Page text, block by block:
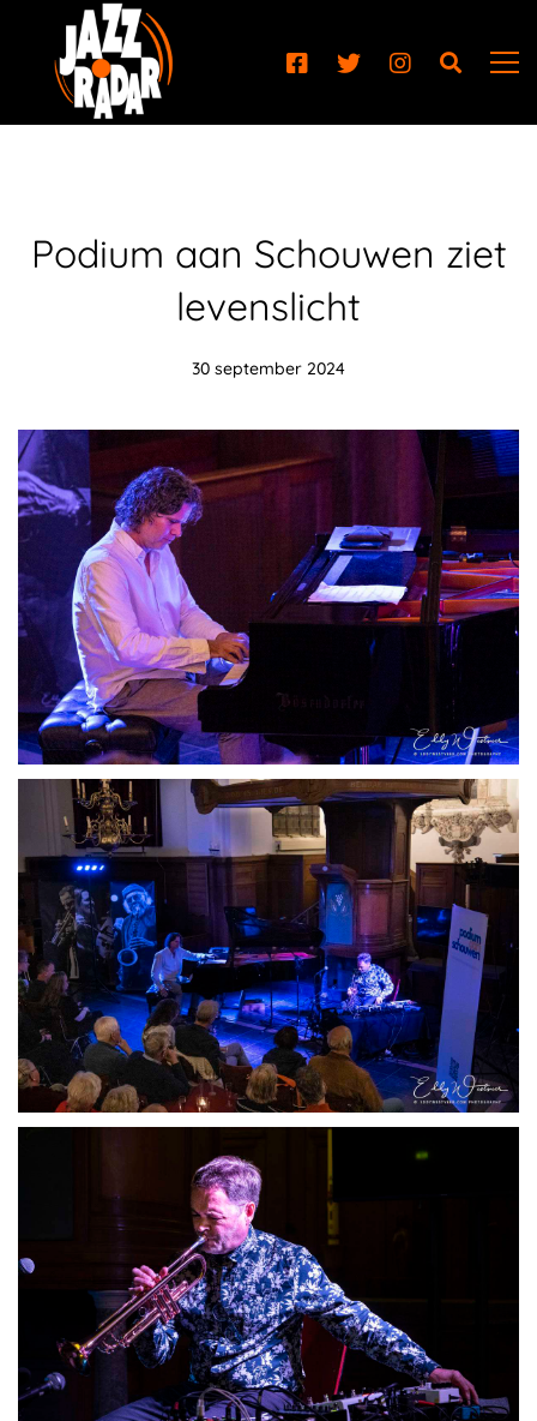
Podium aan Schouwen ziet
levenslicht
30 september 2024